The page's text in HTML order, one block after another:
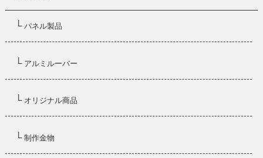
└ パネル製品
└ アルミルーバー
└ オリジナル商品
└ 制作金物